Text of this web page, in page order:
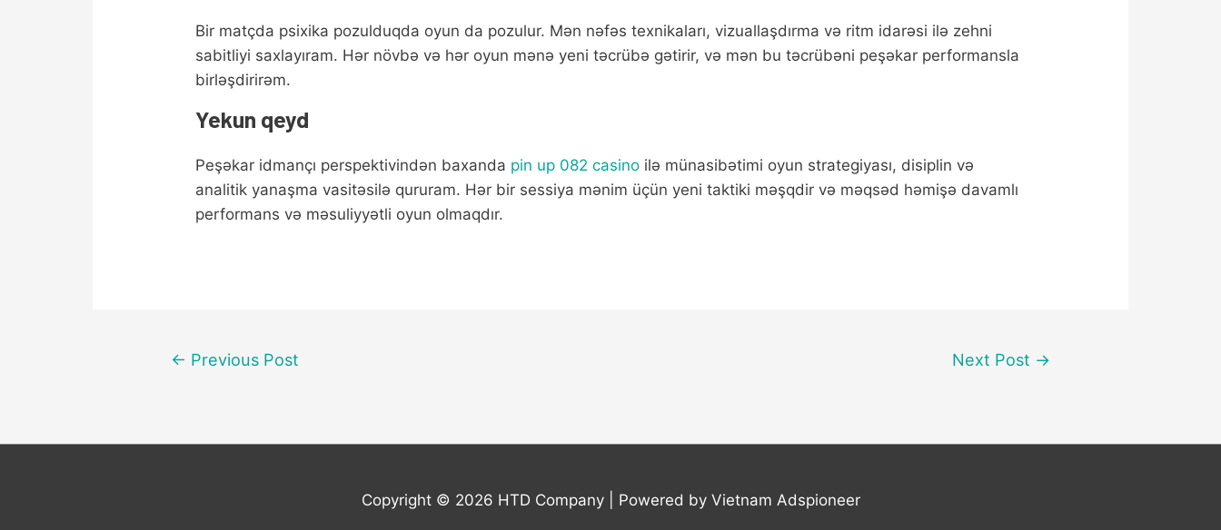
Bir matçda psixika pozulduqda oyun da pozulur. Mən nəfəs texnikaları, vizuallaşdırma və ritm idarəsi ilə zehni
sabitliyi saxlayıram. Hər növbə və hər oyun mənə yeni təcrübə gətirir, və mən bu təcrübəni peşəkar performansla
birləşdirirəm.
Yekun qeyd
Peşəkar idmançı perspektivindən baxanda pin up 082 casino ilə münasibətimi oyun strategiyası, disiplin və
analitik yanaşma vasitəsilə qururam. Hər bir sessiya mənim üçün yeni taktiki məşqdir və məqsəd həmişə davamlı
performans və məsuliyyətli oyun olmaqdır.
Post
← Previous Post Next Post →
Copyright © 2026 HTD Company| Powered by Vietnam Adspioneer